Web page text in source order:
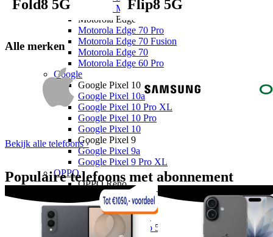
Motorola Moto G17
Motorola Edge
Motorola Edge 70 Pro
Motorola Edge 70 Fusion
Motorola Edge 70
Motorola Edge 60 Pro
Google
Google Pixel 10
Google Pixel 10a
Google Pixel 10 Pro XL
Google Pixel 10 Pro
Google Pixel 10
Google Pixel 9
Google Pixel 9a
Google Pixel 9 Pro XL
OPPO
OPPO Reno
OPPO Reno16 Pro 5G
OPPO Reno16 F 5G
OPPO Reno16 5G
OPPO Reno15 Pro 5G
Fold8 5G
Flip8 5G
Alle merken
Bekijk alle telefoons ›
Populaire telefoons met abonnement